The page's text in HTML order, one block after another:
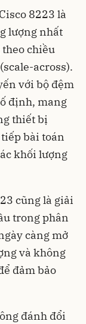
8223 là
lượng nhất
chiều
across).
với bộ đệm
định, mang
thiết bị
bài toán
khối lượng
cũng là giải
trong phân
càng mở
và không
đảm bảo
đánh đổi